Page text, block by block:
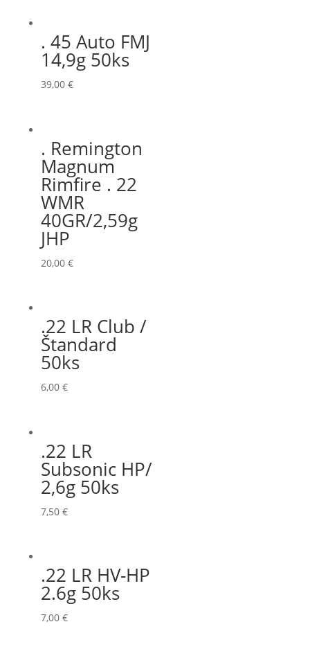
. 45 Auto FMJ
14,9g 50ks
39,00 €
. Remington
Magnum
Rimfire . 22
WMR
40GR/2,59g
JHP
20,00 €
.22 LR Club /
Štandard
50ks
6,00 €
.22 LR
Subsonic HP/
2,6g 50ks
7,50 €
.22 LR HV-HP
2.6g 50ks
7,00 €